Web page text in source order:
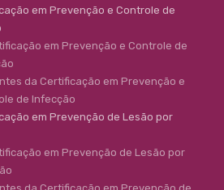
em Prevenção e Controle de
em Prevenção e Controle de
da Certificação em Prevenção e
de Infecção
em Prevenção de Lesão por
em Prevenção de Lesão por